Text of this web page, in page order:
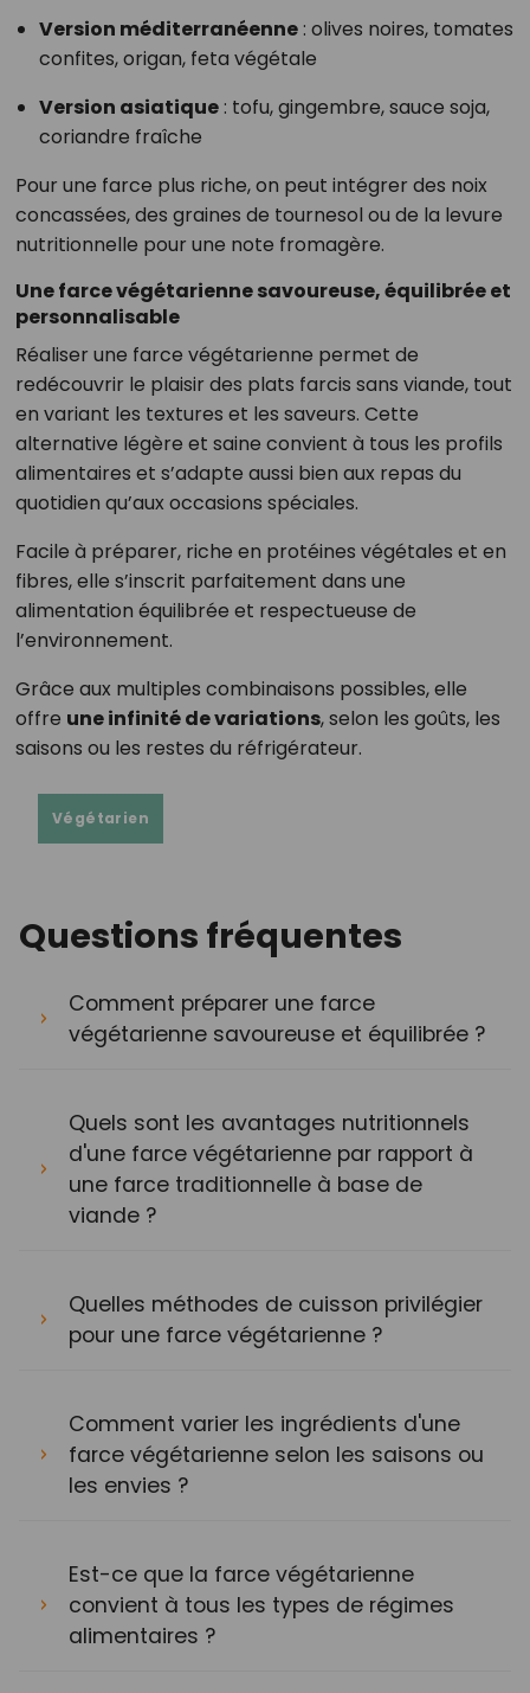
Version méditerranéenne: olives noires, tomates
confites, origan, feta végétale
Version asiatique: tofu, gingembre, sauce soja,
coriandre fraîche
Pour une farce plus riche, on peut intégrer des noix
concassées, des graines de tournesol ou de la levure
nutritionnelle pour une note fromagère.
Une farce végétarienne savoureuse, équilibrée et
personnalisable
Réaliser une farce végétarienne permet de
redécouvrir le plaisir des plats farcis sans viande, tout
en variant les textures et les saveurs. Cette
alternative légère et saine convient à tous les profils
alimentaires et s’adapte aussi bien aux repas du
quotidien qu’aux occasions spéciales.
Facile à préparer, riche en protéines végétales et en
fibres, elle s’inscrit parfaitement dans une
alimentation équilibrée et respectueuse de
l’environnement.
Grâce aux multiples combinaisons possibles, elle
offre une infinité de variations, selon les goûts, les
saisons ou les restes du réfrigérateur.
Végétarien
Questions fréquentes
Comment préparer une farce
végétarienne savoureuse et équilibrée ?
Quels sont les avantages nutritionnels
d'une farce végétarienne par rapport à
une farce traditionnelle à base de
viande ?
Quelles méthodes de cuisson privilégier
pour une farce végétarienne ?
Comment varier les ingrédients d'une
farce végétarienne selon les saisons ou
les envies ?
Est-ce que la farce végétarienne
convient à tous les types de régimes
alimentaires ?